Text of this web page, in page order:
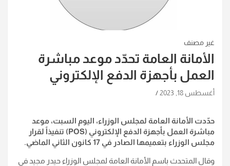
غير مصنف
الأمانة العامة تحدّد موعد مباشرة
العمل بأجهزة الدفع الإلكتروني
أغسطس 18, 2023
حدّدت الأمانة العامة لمجلس الوزراء، اليوم السبت، موعد
مباشرة العمل بأجهزة الدفع الإلكتروني (POS) تنفيذاً لقرار
مجلس الوزراء بتعميمها الصادر في 17 كانون الثاني الماضي.
وقال المتحدث باسم الأمانة العامة لمجلس الوزراء حيدر مجيد في